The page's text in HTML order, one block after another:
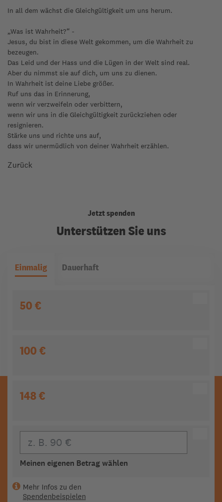
In all dem wächst die Gleichgültigkeit um uns herum.
„Was ist Wahrheit?“ -
Jesus, du bist in diese Welt gekommen, um die Wahrheit zu
bezeugen.
Das Leid und der Hass und die Lügen in der Welt sind real.
Aber du nimmst sie auf dich, um uns zu dienen.
In Wahrheit ist deine Liebe größer.
Ruf uns das in Erinnerung,
wenn wir verzweifeln oder verbittern,
wenn wir uns in die Gleichgültigkeit zurückziehen oder
resignieren.
Stärke uns und richte uns auf,
dass wir unermüdlich von deiner Wahrheit erzählen.
Zurück
Jetzt spenden
Unterstützen Sie uns
Einmalig Dauerhaft
50 €
100 €
148 €
Meinen eigenen Betrag wählen
Mehr Infos zu den
Spendenbeispielen